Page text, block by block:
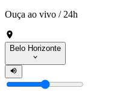
Ouça ao vivo / 24h
Belo Horizonte